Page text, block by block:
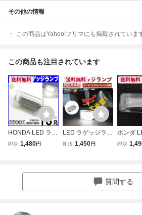
その他の情報
この商品はYahoo!フリマにも掲載されていま
この商品も注目されています
送料無料
HONDA LED ラゲ
ッジ NSX NA1 NA
即決 1,480円
送料無料
LED ラゲッジラン
プ ホンダ 純正交
JF2 S2000 AP1 A
P2 ハイブリッド
即決 1,450円
送料無料
ホンダ
ムランプ
O S2000
タイプV
即決
質問する